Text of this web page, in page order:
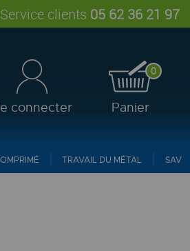
Service clients 05 62 36 21 97
connecter
0
Panier
TRAVAIL DU MÉTAL SAV